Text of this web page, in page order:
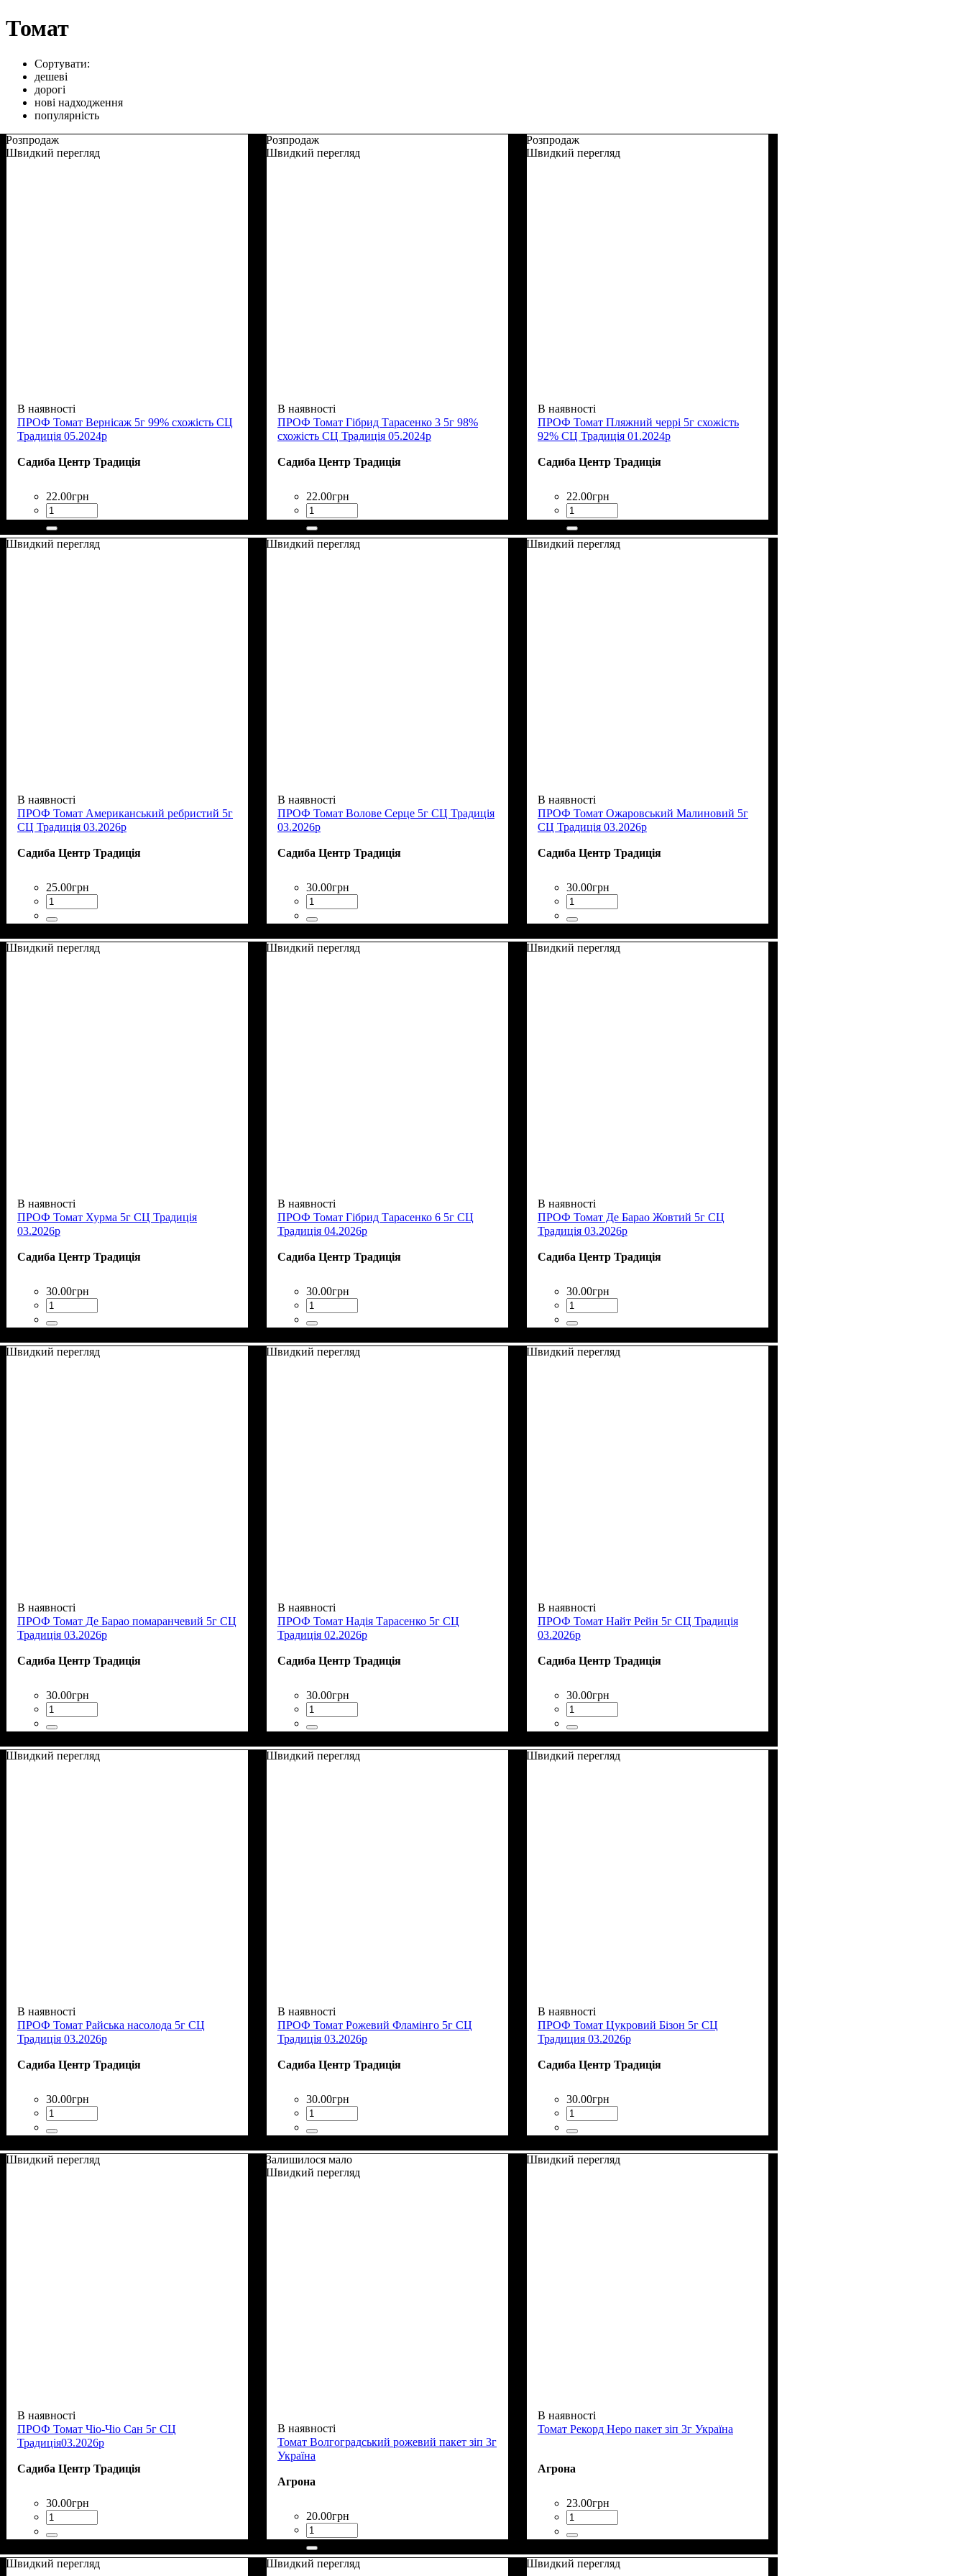
Томат
Сортувати:
дешеві
дорогі
нові надходження
популярність
Розпродаж
Швидкий перегляд
В наявності
ПРОФ Томат Вернісаж 5г 99% схожість СЦ
Традиція 05.2024р
Садиба Центр Традиція
22.00грн
Розпродаж
Швидкий перегляд
В наявності
ПРОФ Томат Гібрид Тарасенко 3 5г 98%
схожість СЦ Традиція 05.2024р
Садиба Центр Традиція
22.00грн
Розпродаж
Швидкий перегляд
В наявності
ПРОФ Томат Пляжний черрі 5г схожість
92% СЦ Традиція 01.2024р
Садиба Центр Традиція
22.00грн
Швидкий перегляд
В наявності
ПРОФ Томат Американський ребристий 5г
СЦ Традиція 03.2026р
Садиба Центр Традиція
25.00грн
Швидкий перегляд
В наявності
ПРОФ Томат Волове Серце 5г СЦ Традиція
03.2026р
Садиба Центр Традиція
30.00грн
Швидкий перегляд
В наявності
ПРОФ Томат Ожаровський Малиновий 5г
СЦ Традиція 03.2026р
Садиба Центр Традиція
30.00грн
Швидкий перегляд
В наявності
ПРОФ Томат Хурма 5г СЦ Традиція
03.2026р
Садиба Центр Традиція
30.00грн
Швидкий перегляд
В наявності
ПРОФ Томат Гібрид Тарасенко 6 5г СЦ
Традиція 04.2026р
Садиба Центр Традиція
30.00грн
Швидкий перегляд
В наявності
ПРОФ Томат Де Барао Жовтий 5г СЦ
Традиція 03.2026р
Садиба Центр Традиція
30.00грн
Швидкий перегляд
В наявності
ПРОФ Томат Де Барао помаранчевий 5г СЦ
Традиція 03.2026р
Садиба Центр Традиція
30.00грн
Швидкий перегляд
В наявності
ПРОФ Томат Надія Тарасенко 5г СЦ
Традиція 02.2026р
Садиба Центр Традиція
30.00грн
Швидкий перегляд
В наявності
ПРОФ Томат Найт Рейн 5г СЦ Традиція
03.2026р
Садиба Центр Традиція
30.00грн
Швидкий перегляд
В наявності
ПРОФ Томат Райська насолода 5г СЦ
Традиція 03.2026р
Садиба Центр Традиція
30.00грн
Швидкий перегляд
В наявності
ПРОФ Томат Рожевий Фламінго 5г СЦ
Традиція 03.2026р
Садиба Центр Традиція
30.00грн
Швидкий перегляд
В наявності
ПРОФ Томат Цукровий Бізон 5г СЦ
Традиция 03.2026р
Садиба Центр Традиція
30.00грн
Швидкий перегляд
В наявності
ПРОФ Томат Чіо-Чіо Сан 5г СЦ
Традиція03.2026р
Садиба Центр Традиція
30.00грн
Залишилося мало
Швидкий перегляд
В наявності
Томат Волгоградський рожевий пакет зіп 3г
Україна
Агрона
20.00грн
Швидкий перегляд
В наявності
Томат Рекорд Неро пакет зіп 3г Україна
Агрона
23.00грн
Швидкий перегляд Швидкий перегляд Швидкий перегляд